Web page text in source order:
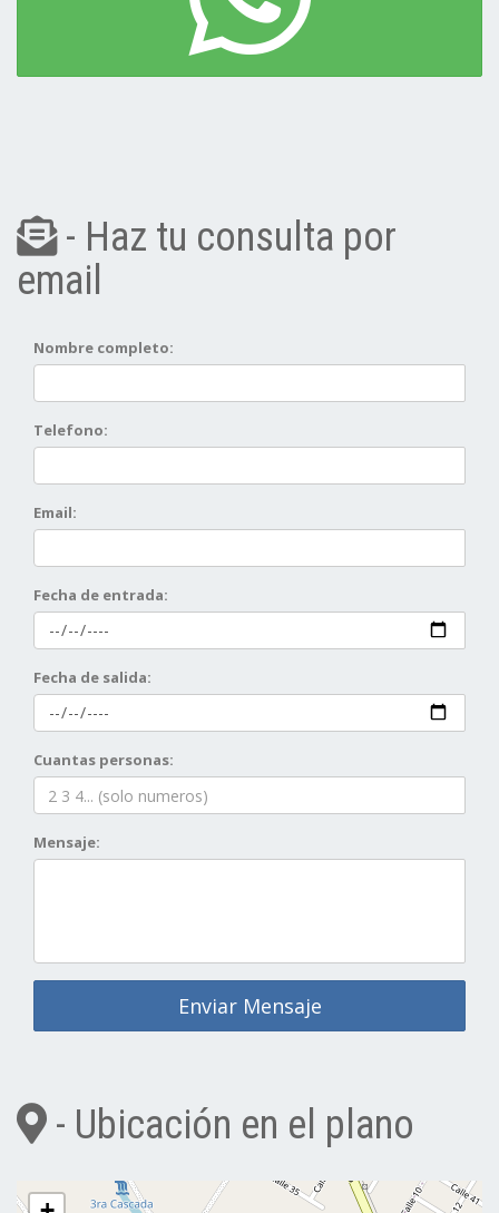
- Haz tu consulta por
email
Nombre completo:
Telefono:
Email:
Fecha de entrada:
Fecha de salida:
Cuantas personas:
Mensaje:
Enviar Mensaje
- Ubicación en el plano